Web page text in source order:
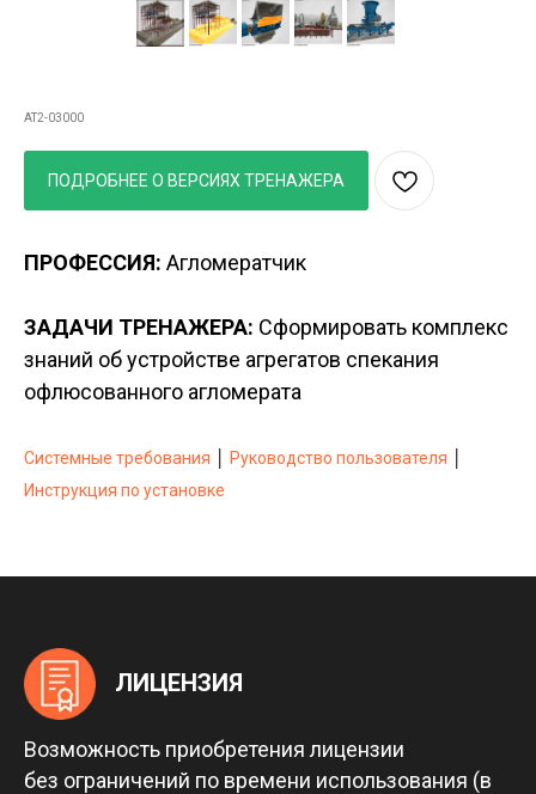
AT2-03000
ПОДРОБНЕЕ О ВЕРСИЯХ ТРЕНАЖЕРА
ПРОФЕССИЯ: Агломератчик
ЗАДАЧИ ТРЕНАЖЕРА: Сформировать комплекс
знаний об устройстве агрегатов спекания
офлюсованного агломерата
Системные требования Руководство пользователя
Инструкция по установке
ЛИЦЕНЗИЯ
Возможность приобретения лицензии
без ограничений по времени использования (в